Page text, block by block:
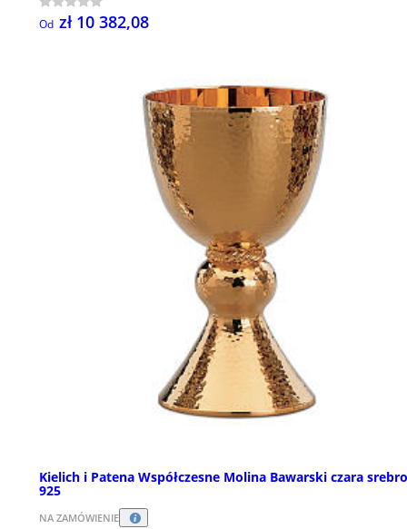
Od zł 10 382,08
Kielich i Patena Współczesne Molina Bawarski czara srebro
925
NA ZAMÓWIENIE